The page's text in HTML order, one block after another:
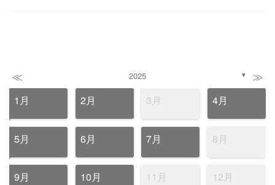
≪ 2025 ▼ ≫
1月 2月 3月 4月
5月 6月 7月 8月
9月 10月 11月 12月